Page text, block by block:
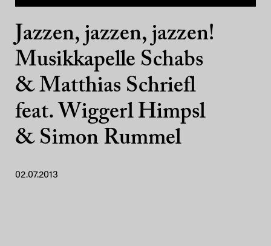
Jazzen, jazzen, jazzen!
Musikkapelle Schabs
& Matthias Schriefl
feat. Wiggerl Himpsl
& Simon Rummel
02.07.2013